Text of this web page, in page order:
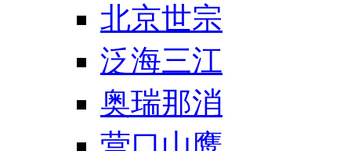
北京世宗
泛海三江
奥瑞那消